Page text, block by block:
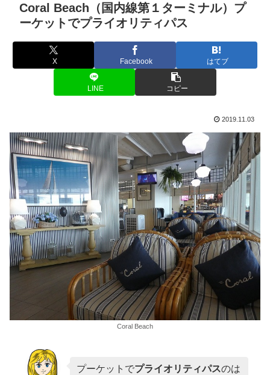
Coral Beach（国内線第１ターミナル）プ
ーケットでプライオリティパス
X Facebook はてブ
LINE コピー
2019.11.03
Coral Beach
プーケットでプライオリティパスのは